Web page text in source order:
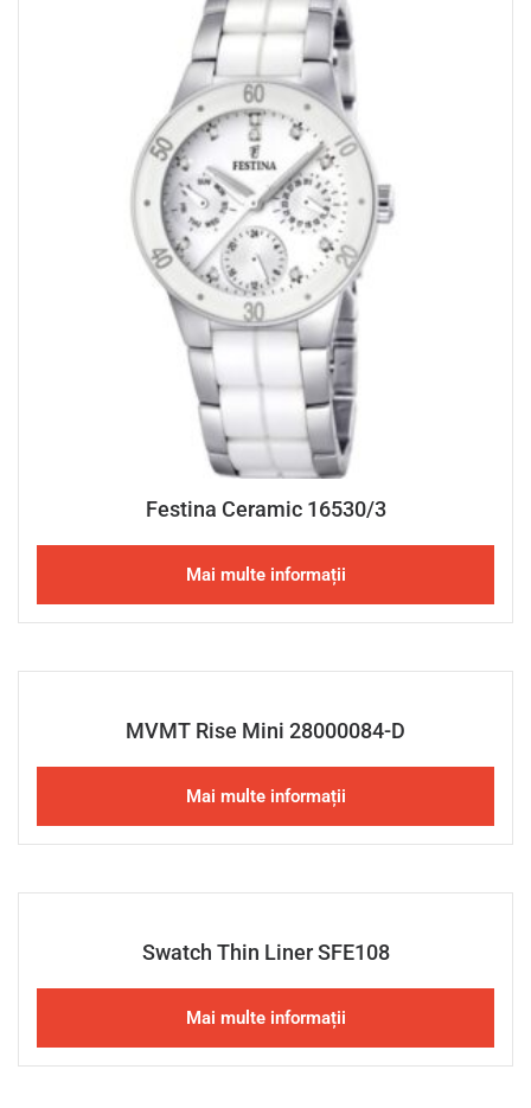
Festina Ceramic 16530/3
Mai multe informații
MVMT Rise Mini 28000084-D
Mai multe informații
Swatch Thin Liner SFE108
Mai multe informații